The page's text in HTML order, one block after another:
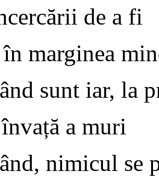
de a fi
marginea
sunt iar, la
a muri
nimicul se